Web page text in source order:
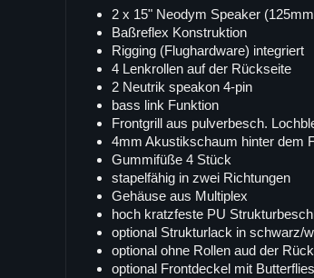
2 x 15" Neodym Speaker
Baßreflex Konstruktion
Rigging (Flughardware) integriert
4 Lenkrollen auf der Rückseite
2 Neutrik speakon 4-pin
bass link Funktion
Frontgrill aus pulverbesch.
4mm Akustikschaum hinter dem
Gummifüße 4 Stück
stapelfähig in zwei Richtungen
Gehäuse aus Multiplex
hoch kratzfeste PU
optional Strukturlack in schwarz/
optional ohne Rollen aud der
optional Frontdeckel mit Butterflies